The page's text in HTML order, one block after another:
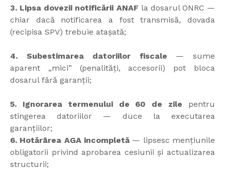
3. Lipsa dovezii notificării ANAF la dosarul ONRC —
chiar dacă notificarea a fost transmisă, dovada
(recipisa SPV) trebuie atașată;
4. Subestimarea datoriilor fiscale — sume
aparent „mici” (penalități, accesorii) pot bloca
dosarul fără garanții;
5. Ignorarea termenului de 60 de zile pentru
stingerea datoriilor — duce la executarea
garanțiilor;
6. Hotărârea AGA incompletă — lipsesc mențiunile
obligatorii privind aprobarea cesiunii și actualizarea
structurii;